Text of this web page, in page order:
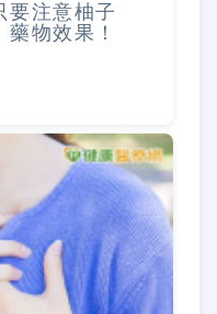
要注意柚子
物效果！